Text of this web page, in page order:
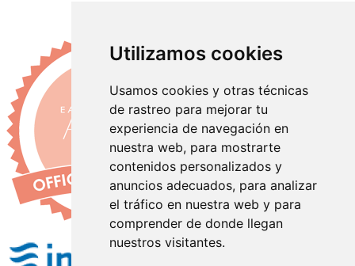
Utilizamos cookies
Usamos cookies y otras técnicas
de rastreo para mejorar tu
experiencia de navegación en
nuestra web, para mostrarte
contenidos personalizados y
anuncios adecuados, para analizar
el tráfico en nuestra web y para
comprender de donde llegan
nuestros visitantes.